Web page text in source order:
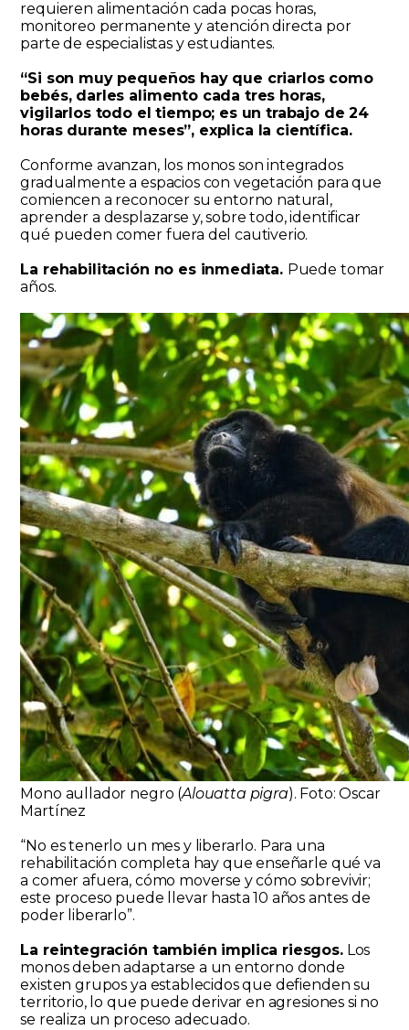
requieren alimentación cada pocas horas,
monitoreo permanente y atención directa por
parte de especialistas y estudiantes.
“Si son muy pequeños hay que criarlos como
bebés, darles alimento cada tres horas,
vigilarlos todo el tiempo; es un trabajo de 24
horas durante meses”, explica la científica.
Conforme avanzan, los monos son integrados
gradualmente a espacios con vegetación para que
comiencen a reconocer su entorno natural,
aprender a desplazarse y, sobre todo, identificar
qué pueden comer fuera del cautiverio.
La rehabilitación no es inmediata. Puede tomar
años.
Mono aullador negro (Alouatta pigra). Foto: Oscar
Martínez
“No es tenerlo un mes y liberarlo. Para una
rehabilitación completa hay que enseñarle qué va
a comer afuera, cómo moverse y cómo sobrevivir;
este proceso puede llevar hasta 10 años antes de
poder liberarlo”.
La reintegración también implica riesgos.Los
monos deben adaptarse a un entorno donde
existen grupos ya establecidos que defienden su
territorio, lo que puede derivar en agresiones si no
se realiza un proceso adecuado.